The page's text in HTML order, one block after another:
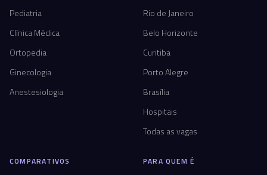
Pediatria
Clínica Médica
Ortopedia
Ginecologia
Anestesiologia
Rio de Janeiro
Belo Horizonte
Curitiba
Porto Alegre
Brasília
Hospitais
Todas as vagas
COMPARATIVOS PARA QUEM É